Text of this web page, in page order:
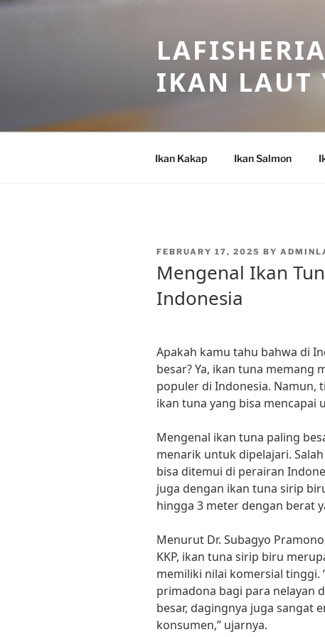
Skip
IKAN LAUT
Ikan Kakap Ikan Salmon
POSTED
FEBRUARY 17, 2025 BY
Mengenal Ikan
Indonesia
Apakah kamu tahu bahwa di
besar? Ya, ikan tuna memang
populer di Indonesia. Namun,
ikan tuna yang bisa mencapai
Mengenal ikan tuna paling
menarik untuk dipelajari.
bisa ditemui di perairan
juga dengan ikan tuna sirip
hingga 3 meter dengan berat
Menurut Dr. Subagyo
KKP, ikan tuna sirip biru
memiliki nilai komersial
primadona bagi para nelayan
besar, dagingnya juga sangat
konsumen,” ujarnya.